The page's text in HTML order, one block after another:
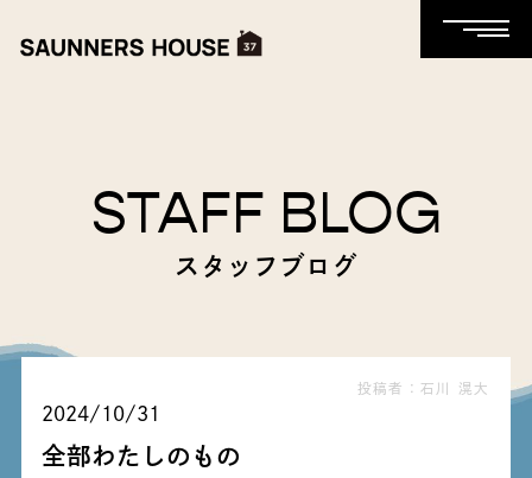
STAFF BLOG
スタッフブログ
投稿者：石川 滉大
2024/10/31
全部わたしのもの